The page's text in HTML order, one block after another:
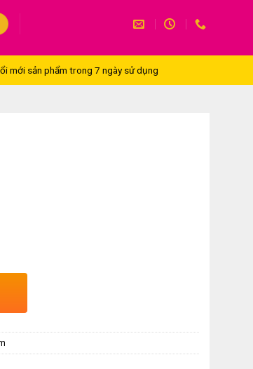
mới sản phẩm trong 7 ngày sử dụng